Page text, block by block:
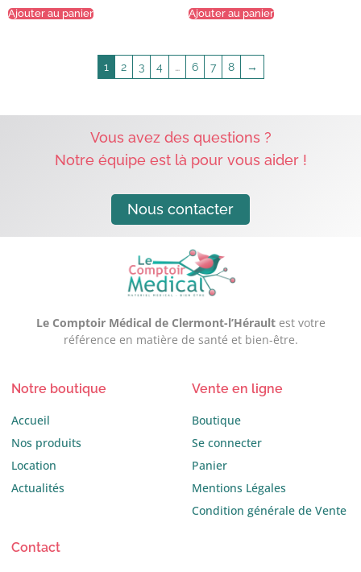
Ajouter au panier Ajouter au panier
1 2 3 4 … 6 7 8 →
Vous avez des questions ?
Notre équipe est là pour vous aider !
Nous contacter
Le Comptoir Médical de Clermont-l’Héraultest votre
référence en matière de santé et bien-être.
Notre boutique
Accueil
Nos produits
Location
Actualités
Vente en ligne
Boutique
Se connecter
Panier
Mentions Légales
Condition générale de Vente
Contact